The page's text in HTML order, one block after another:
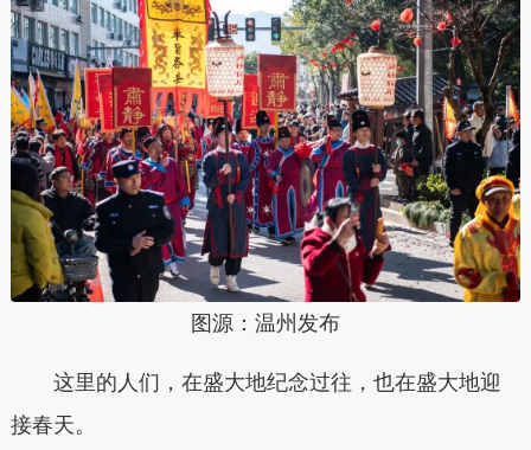
图源：温州发布
这里的人们，在盛大地纪念过往，也在盛大地迎
接春天。